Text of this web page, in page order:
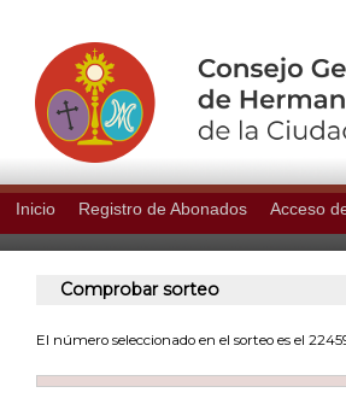
Inicio Registro de Abonados Acceso
Comprobar sorteo
El número seleccionado en el sorteo es el